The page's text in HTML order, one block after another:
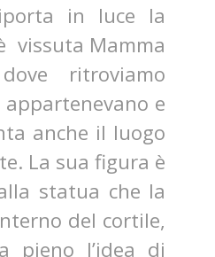
in luce la
vissuta Mamma
ritroviamo
e
anche il luogo
La sua figura è
statua che la
del cortile,
pieno l’idea di